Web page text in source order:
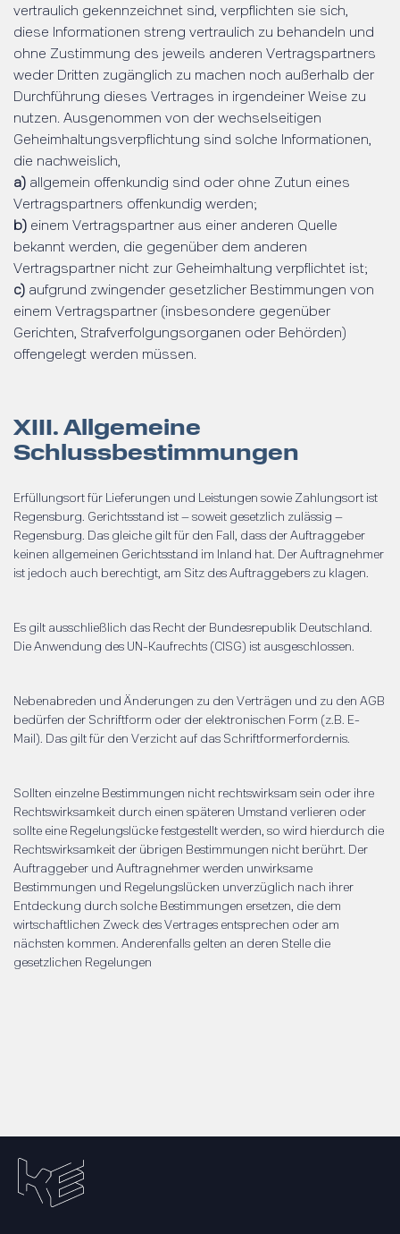
vertraulich gekennzeichnet sind, verpflichten sie sich,
diese Informationen streng vertraulich zu behandeln und
ohne Zustimmung des jeweils anderen Vertragspartners
weder Dritten zugänglich zu machen noch außerhalb der
Durchführung dieses Vertrages in irgendeiner Weise zu
nutzen. Ausgenommen von der wechselseitigen
Geheimhaltungsverpflichtung sind solche Informationen,
die nachweislich,
a) allgemein offenkundig sind oder ohne Zutun eines
Vertragspartners offenkundig werden;
b) einem Vertragspartner aus einer anderen Quelle
bekannt werden, die gegenüber dem anderen
Vertragspartner nicht zur Geheimhaltung verpflichtet ist;
c) aufgrund zwingender gesetzlicher Bestimmungen von
einem Vertragspartner (insbesondere gegenüber
Gerichten, Strafverfolgungsorganen oder Behörden)
offengelegt werden müssen.
XIII. Allgemeine
Schlussbestimmungen
Erfüllungsort für Lieferungen und Leistungen sowie Zahlungsort ist
Regensburg. Gerichtsstand ist – soweit gesetzlich zulässig –
Regensburg. Das gleiche gilt für den Fall, dass der Auftraggeber
keinen allgemeinen Gerichtsstand im Inland hat. Der Auftragnehmer
ist jedoch auch berechtigt, am Sitz des Auftraggebers zu klagen.
Es gilt ausschließlich das Recht der Bundesrepublik Deutschland.
Die Anwendung des UN-Kaufrechts (CISG) ist ausgeschlossen.
Nebenabreden und Änderungen zu den Verträgen und zu den AGB
bedürfen der Schriftform oder der elektronischen Form (z.B. E-
Mail). Das gilt für den Verzicht auf das Schriftformerfordernis.
Sollten einzelne Bestimmungen nicht rechtswirksam sein oder ihre
Rechtswirksamkeit durch einen späteren Umstand verlieren oder
sollte eine Regelungslücke festgestellt werden, so wird hierdurch die
Rechtswirksamkeit der übrigen Bestimmungen nicht berührt. Der
Auftraggeber und Auftragnehmer werden unwirksame
Bestimmungen und Regelungslücken unverzüglich nach ihrer
Entdeckung durch solche Bestimmungen ersetzen, die dem
wirtschaftlichen Zweck des Vertrages entsprechen oder am
nächsten kommen. Anderenfalls gelten an deren Stelle die
gesetzlichen Regelungen